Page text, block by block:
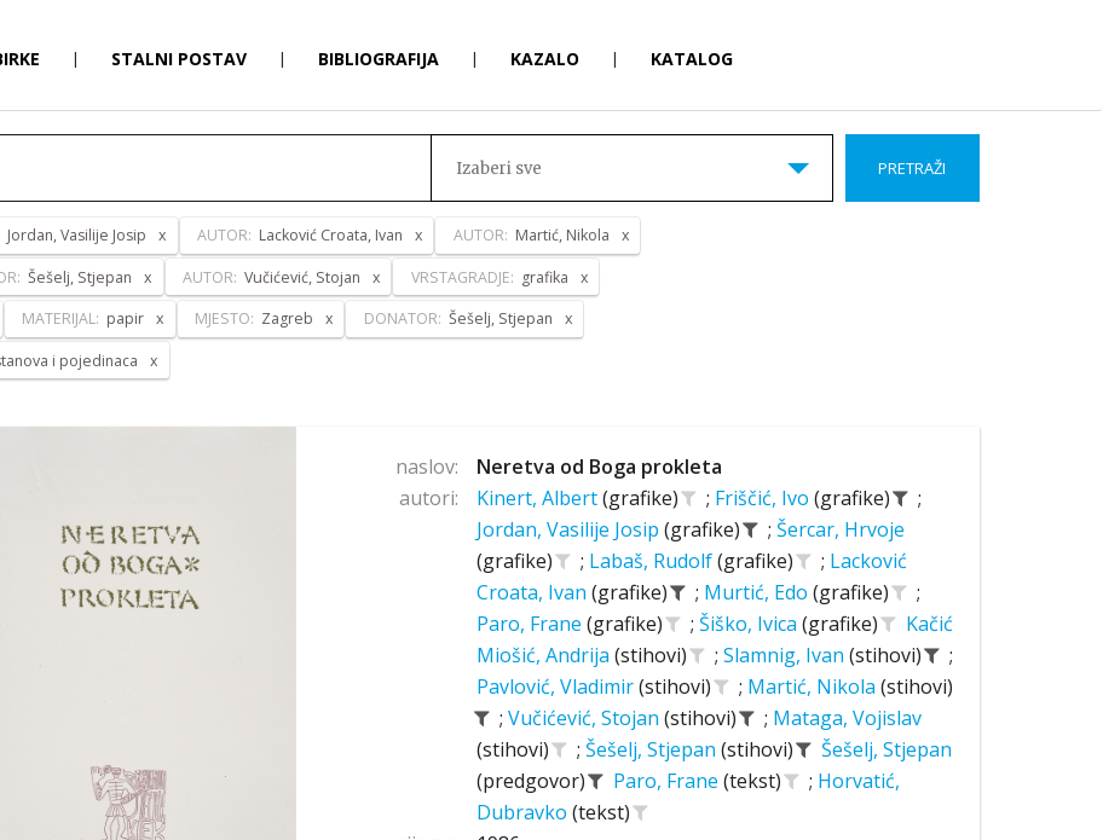
| STALNI POSTAV | BIBLIOGRAFIJA | KAZALO | KATALOG
Izaberi sve PRETRAŽI
Jordan, Vasilije Josip AUTOR: Lacković Croata, Ivan AUTOR: Martić, Nikola
Šešelj, Stjepan AUTOR: Vučićević, Stojan VRSTAGRADJE: grafika
MATERIJAL: papir MJESTO: Zagreb DONATOR: Šešelj, Stjepan
i pojedinaca
naslov:
Neretva od Boga prokleta
autori:
Kinert, Albert(grafike) ; Friščić, Ivo (grafike)
;
Jordan, Vasilije Josip (grafike) ; Šercar, Hrvoje
(grafike)
; Labaš, Rudolf(grafike) ; Lacković
Croata, Ivan (grafike) ; Murtić, Edo (grafike)
;
Paro, Frane (grafike) ; Šiško, Ivica (grafike)
Kačić
Miošić, Andrija (stihovi) ; Slamnig, Ivan (stihovi)
;
Pavlović, Vladimir(stihovi) ; Martić, Nikola (stihovi)
; Vučićević, Stojan (stihovi) ; Mataga, Vojislav
(stihovi)
; Šešelj, Stjepan (stihovi)
Šešelj, Stjepan
(predgovor)
Paro, Frane (tekst) ; Horvatić,
Dubravko (tekst)